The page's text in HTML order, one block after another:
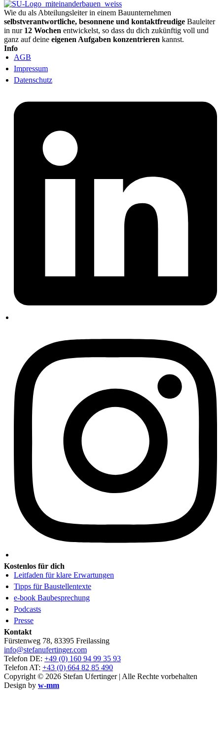
Wie du als Abteilungsleiter in einem Bauunternehmen
selbstverantwortliche, besonnene und kontaktfreudige Bauleiter
in nur 12 Wochen entwickelst, so dass du dich zukünftig voll und
ganz auf deine eigenen Aufgaben konzentrieren kannst.
Info
AGB
Impressum
Datenschutz
Kostenlos für dich
Leitfaden für klare Erwartungen
Tipps für Baustellentexte
e-book Baubesprechung
Podcasts
Presse
Kontakt
Fürstenweg 78, 83395 Freilassing
info@stefanufertinger.com
Telefon DE: +49 (0) 160 94 99 35 93
Telefon AT: +43 (0) 664 82 85 490
Copyright © 2026 Stefan Ufertinger | Alle Rechte vorbehalten
Design by w-mm